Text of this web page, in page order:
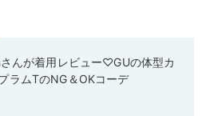
んが着用レビュー♡GUの体型カ
ラムTのNG＆OKコーデ